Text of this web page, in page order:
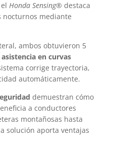
Honda Sensing® destaca
nocturnos mediante
ambos obtuvieron 5
asistencia en curvas
corrige trayectoria,
automáticamente.
demuestran cómo
a conductores
montañosas hasta
solución aporta ventajas